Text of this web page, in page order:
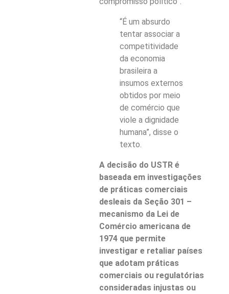
“É um absurdo
tentar associar a
competitividade
da economia
brasileira a
insumos externos
obtidos por meio
de comércio que
viole a dignidade
humana”, disse o
texto.
A decisão do USTR é
baseada em investigações
de práticas comerciais
desleais da Seção 301 –
mecanismo da Lei de
Comércio americana de
1974 que permite
investigar e retaliar países
que adotam práticas
comerciais ou regulatórias
consideradas injustas ou